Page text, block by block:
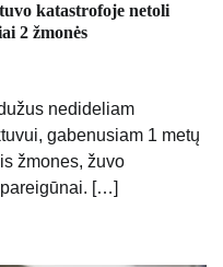
katastrofoje netoli
2 žmonės
nedideliam
gabenusiam 1 metų
žmones, žuvo
[…]